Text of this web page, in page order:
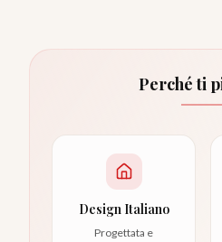
Perché ti
Design Italiano
Progettata e